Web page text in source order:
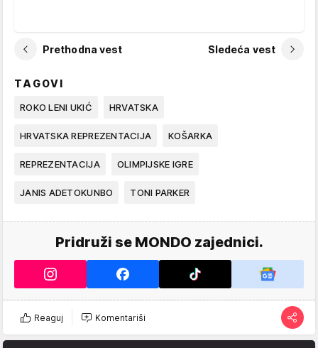
Prethodna vest Sledeća vest
TAGOVI
ROKO LENI UKIĆ HRVATSKA
HRVATSKA REPREZENTACIJA KOŠARKA
REPREZENTACIJA OLIMPIJSKE IGRE
JANIS ADETOKUNBO TONI PARKER
Pridruži se MONDO zajednici.
Reaguj Komentariši